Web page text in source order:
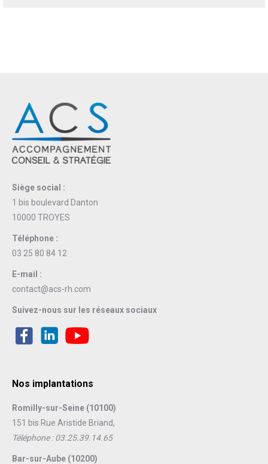
Siège social :
1 bis boulevard Danton
10000 TROYES
Téléphone :
03 25 80 84 12
E-mail :
contact@acs-rh.com
Suivez-nous sur les réseaux sociaux
Nos implantations
Romilly-sur-Seine (10100)
151 bis Rue Aristide Briand,
Téléphone : 03.25.39.14.65
Bar-sur-Aube (10200)